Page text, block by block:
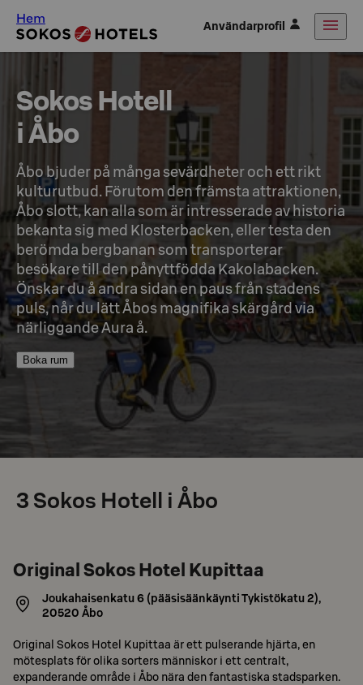
Hem Användarprofil
Sokos Hotell
i Åbo
Åbo bjuder på många sevärdheter och ett rikt
kulturutbud. Förutom den främsta attraktionen,
Åbo slott, kan alla som är intresserade av historia
bekanta sig med Klosterbacken, eller testa den
berömda bergbanan som transporterar
besökare till den pånyttfödda Kakolabacken.
Önskar du å andra sidan en paus från stadens
puls, når du lätt Åbos magnifika skärgård via
närliggande Aura å.
Boka rum
3 Sokos Hotell i Åbo
Original Sokos Hotel Kupittaa
Joukahaisenkatu 6 (pääsisäänkäynti Tykistökatu 2),
20520 Åbo
Original Sokos Hotel Kupittaa är ett pulserande hjärta, en
mötesplats för olika sorters människor i ett centralt,
expanderande område i Åbo nära den fantastiska stadsparken.